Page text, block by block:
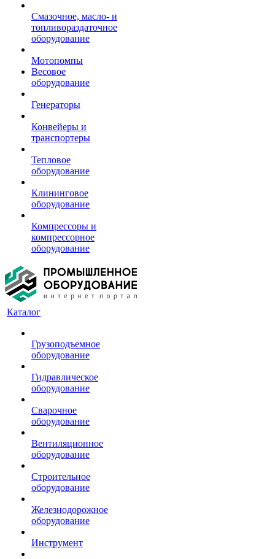
Смазочное, масло- и
топливораздаточное
оборудование
Мотопомпы
Весовое
оборудование
Генераторы
Конвейеры и
транспортеры
Тепловое
оборудование
Клининговое
оборудование
Компрессоры и
компрессорное
оборудование
Каталог
Грузоподъемное
оборудование
Гидравлическое
оборудование
Сварочное
оборудование
Вентиляционное
оборудование
Строительное
оборудование
Железнодорожное
оборудование
Инструмент